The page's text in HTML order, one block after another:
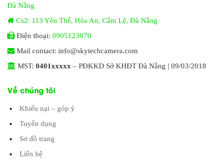
Đà Nẵng
Cs2: 113 Yên Thế, Hòa An, Cẩm Lệ, Đà Nẵng
Điện thoại: 0905123070
Mail contact: info@skytechcamera.com
MST: 0401xxxxx – PĐKKD Sở KHĐT Đà Nẵng | 09/03/2018
Về chúng tôi
Khiếu nại – góp ý
Tuyển dụng
Sơ đồ trang
Liên hệ